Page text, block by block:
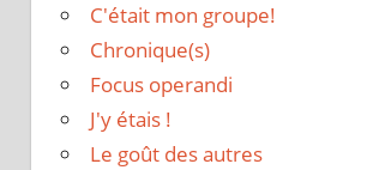
C'était mon groupe!
Chronique(s)
Focus operandi
J'y étais !
Le goût des autres